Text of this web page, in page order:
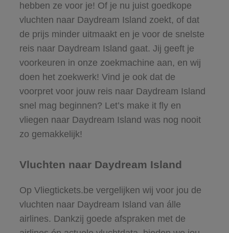
hebben ze voor je! Of je nu juist goedkope
vluchten naar Daydream Island zoekt, of dat
de prijs minder uitmaakt en je voor de snelste
reis naar Daydream Island gaat. Jij geeft je
voorkeuren in onze zoekmachine aan, en wij
doen het zoekwerk! Vind je ook dat de
voorpret voor jouw reis naar Daydream Island
snel mag beginnen? Let’s make it fly en
vliegen naar Daydream Island was nog nooit
zo gemakkelijk!
Vluchten naar Daydream Island
Op Vliegtickets.be vergelijken wij voor jou de
vluchten naar Daydream Island van álle
airlines. Dankzij goede afspraken met de